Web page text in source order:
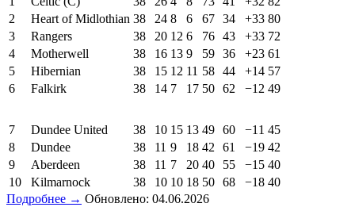
2
Heart of Midlothian 38 24 8 6 67 34 +33 80
3
Rangers 38 20 12 6 76 43 +33 72
4
Motherwell 38 16 13 9 59 36 +23 61
5
Hibernian 38 15 12 11 58 44 +14 57
6
Falkirk 38 14 7 17 50 62 −12 49
7 Dundee United 38 10 15 13 49 60 −11 45
8
Dundee 38 11 9 18 42 61 −19 42
9
Aberdeen 38 11 7 20 40 55 −15 40
10
Kilmarnock 38 10 10 18 50 68 −18 40
Подробнее → Обновлено: 04.06.2026